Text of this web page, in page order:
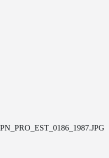
PN_PRO_EST_0186_1987.JPG